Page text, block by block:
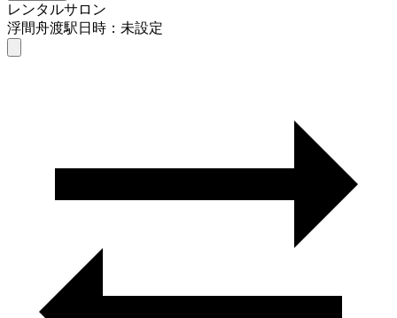
レンタルサロン
浮間舟渡駅日時：未設定